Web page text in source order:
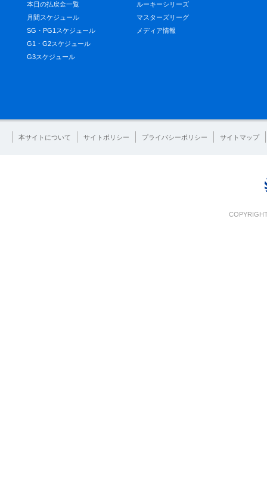
本日の払戻金一覧
月間スケジュール
SG・PG1スケジュール
G1・G2スケジュール
G3スケジュール
ルーキーシリーズ
マスターズリーグ
メディア情報
本サイトについて サイトポリシー プライバシーポリシー サイトマップ